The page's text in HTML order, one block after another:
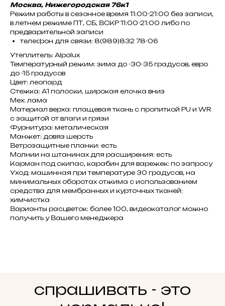
Москва, Нижегородская 76к1
Режим работы в сезонное время 11:00-21:00 без записи,
в летнем режиме ПТ, СБ, ВСКР 11:00-21:00 либо по
предварительной записи
телефон для связи: 8(989)832 78-06
Утеплитель: Alpolux
Температурный режим: зима до -30-35 градусов, евро
до -15 градусов
Цвет: леопард
Стежка: А1 полоски, широкая елочка вниз
Мех: лама
Материал верха: плащевая ткань с пропиткой PU и WR
с защитой от влаги и грязи
Фурнитура: металическая
Манжет: довяз шерсть
Ветрозащитные планки: есть
Молнии на штанинах для расширения: есть
Карман под скипас, карабин для варежек: по запросу
Уход: машинная при температуре 30 градусов, на
минимальных оборотах отжима с использованием
средства для мембранных и курточных тканей;
химчистка
Варианты расцветок: более 100, видеокаталог можно
получить у Вашего менеджера
спрашивать - это